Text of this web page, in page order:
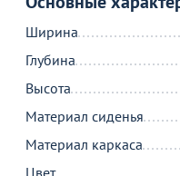
Ширина
Глубина
Высота
Материал сиденья
Материал каркаса
Цвет